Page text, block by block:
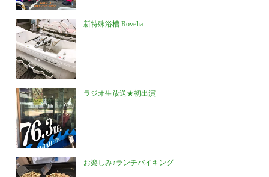
新特殊浴槽 Rovelia
ラジオ生放送★初出演
お楽しみ♪ランチバイキング